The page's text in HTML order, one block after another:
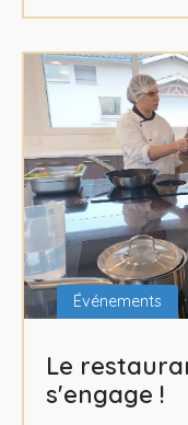
Événements
Le
s'engage !